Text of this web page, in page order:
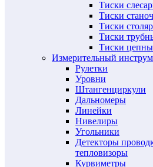
Тиски
Тиски
Тиски
Тиски
Тиски
Измерительный
Рулетки
Уровни
Штангенциркули
Дальномеры
Линейки
Нивелиры
Угольники
Детекторы
тепловизоры
Курвиметры